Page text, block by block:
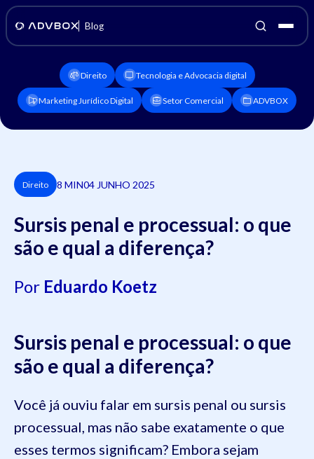
Blog
Direito Tecnologia e Advocacia digital
Marketing Jurídico Digital Setor Comercial ADVBOX
Direito 8 MIN04 JUNHO 2025
Sursis penal e processual: o que
são e qual a diferença?
Por Eduardo Koetz
Sursis penal e processual: o que
são e qual a diferença?
Você já ouviu falar em sursis penal ou sursis
processual, mas não sabe exatamente o que
esses termos significam? Embora sejam